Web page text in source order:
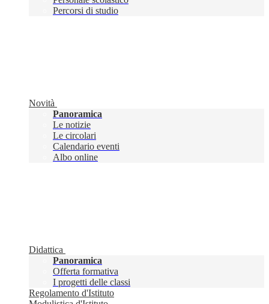
Percorsi di studio
Novità
Panoramica
Le notizie
Le circolari
Calendario eventi
Albo online
Didattica
Panoramica
Offerta formativa
I progetti delle classi
Regolamento d'Istituto